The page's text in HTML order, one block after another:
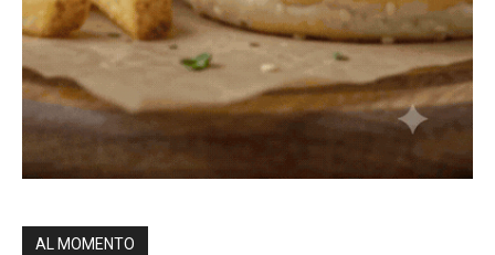
AL MOMENTO